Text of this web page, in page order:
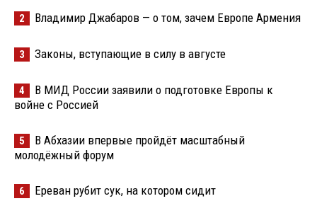
2 Владимир Джабаров — о том, зачем Европе Армения
3 Законы, вступающие в силу в августе
4
В МИД России заявили о подготовке Европы к
войне с Россией
5
В Абхазии впервые пройдёт масштабный
молодёжный форум
6 Ереван рубит сук, на котором сидит